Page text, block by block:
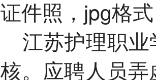
证件照， jpg格
江苏护理职
核。应聘人员